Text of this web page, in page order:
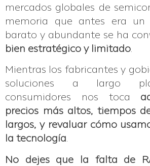
mercados globales de
memoria que antes era un
barato y abundante se ha
bien estratégico y limitado.
Mientras los fabricantes y
soluciones a largo
consumidores nos toca
precios más altos, tiempos
largos, y revaluar cómo
la tecnología.
No dejes que la falta de